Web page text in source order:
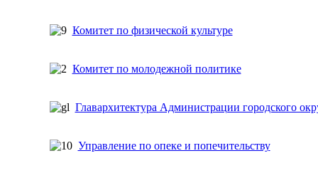
Комитет по физической культуре
Комитет по молодежной политике
Главархитектура Администрации городского
Управление по опеке и попечительству